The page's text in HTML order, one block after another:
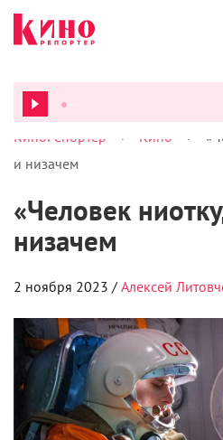
ВСЕ ПОДКАСТЫ
КиноРепортер > Кино >
и низачем
«Человек
низачем
2 ноября 2023 / Алексей